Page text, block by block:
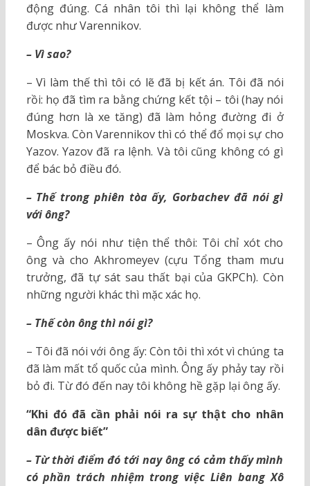
động đúng. Cá nhân tôi thì lại không thể làm
được như Varennikov.
– Vì sao?
– Vì làm thế thì tôi có lẽ đã bị kết án. Tôi đã nói
rồi: họ đã tìm ra bằng chứng kết tội – tôi (hay nói
đúng hơn là xe tăng) đã làm hỏng đường đi ở
Moskva. Còn Varennikov thì có thể đổ mọi sự cho
Yazov. Yazov đã ra lệnh. Và tôi cũng không có gì
để bác bỏ điều đó.
– Thế trong phiên tòa ấy, Gorbachev đã nói gì
với ông?
– Ông ấy nói như tiện thể thôi: Tôi chỉ xót cho
ông và cho Akhromeyev (cựu Tổng tham mưu
trưởng, đã tự sát sau thất bại của GKPCh). Còn
những người khác thì mặc xác họ.
– Thế còn ông thì nói gì?
– Tôi đã nói với ông ấy: Còn tôi thì xót vì chúng ta
đã làm mất tổ quốc của mình. Ông ấy phảy tay rồi
bỏ đi. Từ đó đến nay tôi không hề gặp lại ông ấy.
“Khi đó đã cần phải nói ra sự thật cho nhân
dân được biết”
– Từ thời điểm đó tới nay ông có cảm thấy mình
có phần trách nhiệm trong việc Liên bang Xô